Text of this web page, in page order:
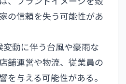
の信頼を失う可能性があ
変動に伴う台風や豪雨な
舗運営や物流、従業員の
を与える可能性がある。